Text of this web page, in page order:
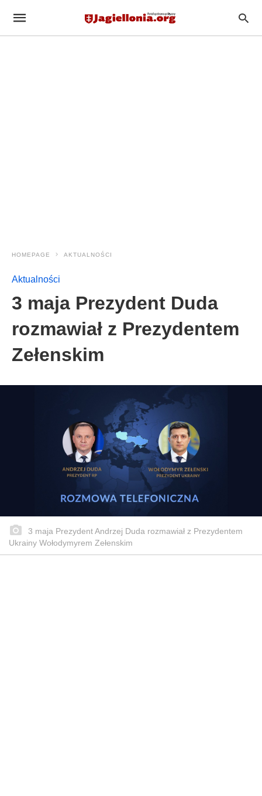
HOMEPAGE AKTUALNOŚCI
Aktualności
3 maja Prezydent Duda
rozmawiał z Prezydentem
Zełenskim
3 maja Prezydent Andrzej Duda rozmawiał z Prezydentem
Ukrainy Wołodymyrem Zełenskim